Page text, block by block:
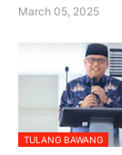
March 05, 2025
TULANG BAWANG